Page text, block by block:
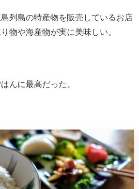
列島の特産物を販売しているお店
物や海産物が実に美味しい。
んに最高だった。